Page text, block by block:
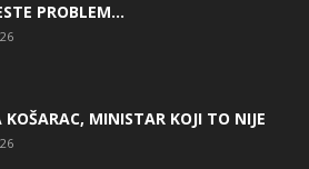
PROBLEM…
KOŠARAC, MINISTAR KOJI TO NIJE